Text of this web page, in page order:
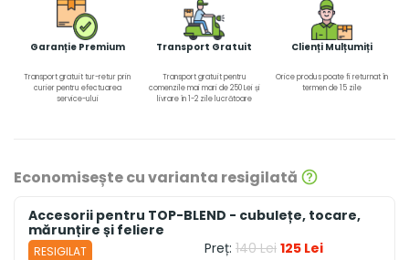
Garanție Premium
Transport gratuit tur-retur prin
curier pentru efectuarea
service-ului
Transport Gratuit
Transport gratuit pentru
comenzile mai mari de 250 Lei și
livrare în 1-2 zile lucrătoare
Clienți Mulțumiți
Orice produs poate fi returnat în
termen de 15 zile
Economisește cu varianta resigilată
Accesorii pentru TOP-BLEND - cubulețe, tocare,
mărunțire și feliere
RESIGILAT Preț: 140 Lei 125 Lei